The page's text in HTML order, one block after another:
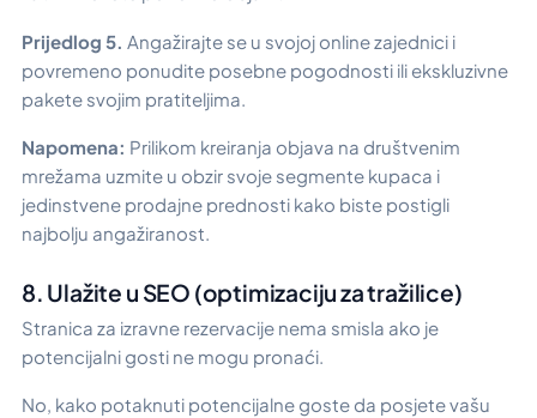
Prijedlog 5. Angažirajte se u svojoj online zajednici i
povremeno ponudite posebne pogodnosti ili ekskluzivne
pakete svojim pratiteljima.
Napomena: Prilikom kreiranja objava na društvenim
mrežama uzmite u obzir svoje segmente kupaca i
jedinstvene prodajne prednosti kako biste postigli
najbolju angažiranost.
8. Ulažite u SEO (optimizaciju za tražilice)
Stranica za izravne rezervacije nema smisla ako je
potencijalni gosti ne mogu pronaći.
No, kako potaknuti potencijalne goste da posjete vašu